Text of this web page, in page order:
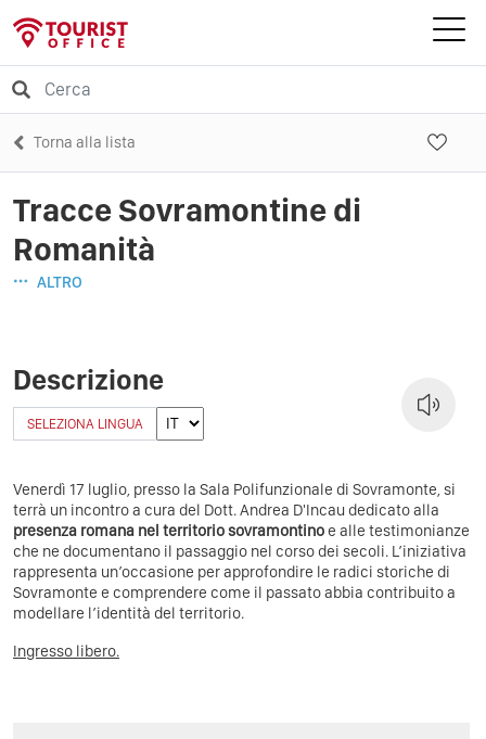
Torna alla lista
Tracce Sovramontine di
Romanità
ALTRO
Descrizione
SELEZIONA LINGUA
Venerdì 17 luglio, presso la Sala Polifunzionale di Sovramonte, si
terrà un incontro a cura del Dott. Andrea D'Incau dedicato alla
presenza romana nel territorio sovramontinoe alle testimonianze
che ne documentano il passaggio nel corso dei secoli. L’iniziativa
rappresenta un’occasione per approfondire le radici storiche di
Sovramonte e comprendere come il passato abbia contribuito a
modellare l’identità del territorio.
Ingresso libero.